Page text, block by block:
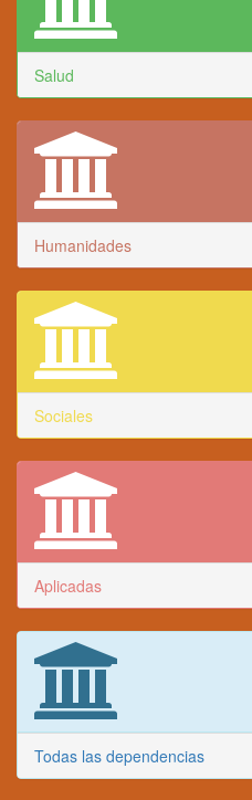
Salud
Humanidades
Sociales
Aplicadas
Todas las dependencias